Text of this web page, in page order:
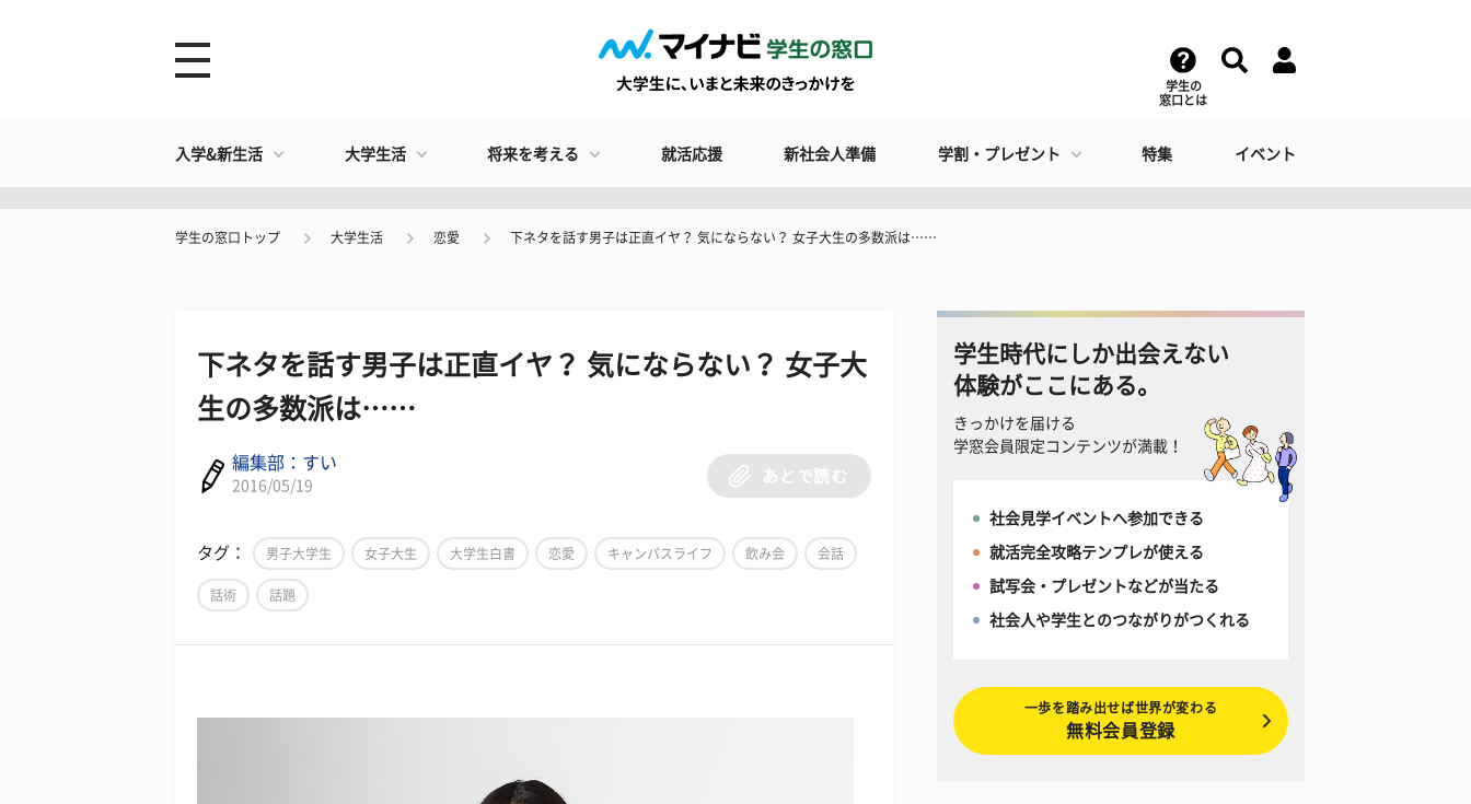
学生の
窓口とは
入学&新生活 大学生活 将来を考える 就活応援 新社会人準備 学割・プレゼント 特集 イベント
学生の窓口トップ 大学生活 恋愛 下ネタを話す男子は正直イヤ？ 気にならない？ 女子大生の多数派は……
下ネタを話す男子は正直イヤ？ 気にならない？ 女子大
生の多数派は……
編集部：すい
2016/05/19
あとで読む
タグ： 男子大学生 女子大生 大学生白書 恋愛 キャンパスライフ 飲み会 会話
話術 話題
学生時代にしか出会えない
体験がここにある。
きっかけを届ける
学窓会員限定コンテンツが満載！
社会見学イベントへ参加できる
就活完全攻略テンプレが使える
試写会・プレゼントなどが当たる
社会人や学生とのつながりがつくれる
一歩を踏み出せば世界が変わる
無料会員登録